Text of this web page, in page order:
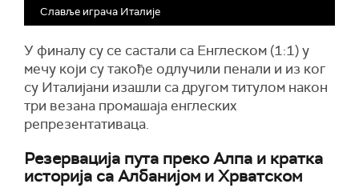
Славље играча Италије
У финалу су се састали са Енглеском (1:1) у
мечу који су такође одлучили пенали и из ког
су Италијани изашли са другом титулом након
три везана промашаја енглеских
репрезентативаца.
Резервација пута преко Алпа и кратка
историја са Албанијом и Хрватском